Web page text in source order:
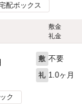
配ボックス
敷金
礼金
敷 不要
礼 1.0ヶ月
ク